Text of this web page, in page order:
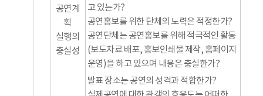
공연계
획
실행의
충실성
고 있는가?
공연홍보를 위한 단체의 노력은 적정한가?
공연단체는 공연홍보를 위해 적극적인 활동
(보도자료 배포, 홍보인쇄물 제작, 홈페이지
운영)을 하고 있으며 내용은 충실한가?
발표 장소는 공연의 성격과 적합한가?